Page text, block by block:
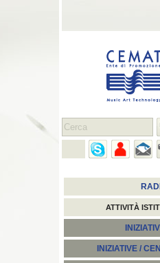
ATTIVITÀ
INIZIATIVE /